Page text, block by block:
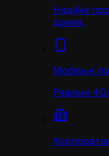
Надійні
даних.
Мобільні
Реальні